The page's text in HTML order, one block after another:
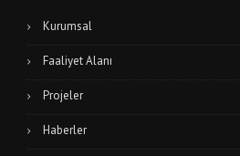
Kurumsal
Faaliyet Alanı
Projeler
Haberler